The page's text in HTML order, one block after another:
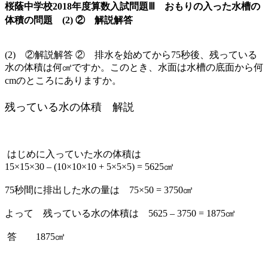
桜蔭中学校2018年度算数入試問題Ⅲ おもりの入った水槽の
体積の問題 (2) ② 解説解答
(2) ②解説解答 ② 排水を始めてから75秒後、残っている
水の体積は何㎤ですか。このとき、水面は水槽の底面から何
cmのところにありますか。
残っている水の体積 解説
はじめに入っていた水の体積は
15×15×30 – (10×10×10 + 5×5×5) = 5625㎤
75秒間に排出した水の量は 75×50 = 3750㎤
よって 残っている水の体積は 5625 – 3750 = 1875㎤
答 1875㎤